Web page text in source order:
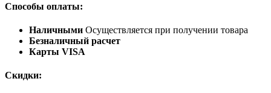
Способы оплаты:
Наличными Осуществляется при получении товара
Безналичный расчет
Карты VISA
Скидки: